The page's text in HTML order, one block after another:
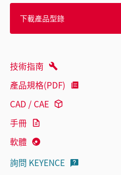
下載產品型錄
技術指南
產品規格(PDF)
CAD / CAE
手冊
軟體
詢問 KEYENCE